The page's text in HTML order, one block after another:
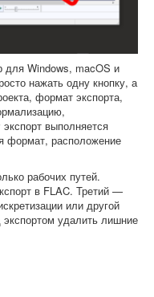
для Windows, macOS и
нажать одну кнопку, а
формат экспорта,
выполняется
формат, расположение
рабочих путей.
в FLAC. Третий —
или другой
удалить лишние